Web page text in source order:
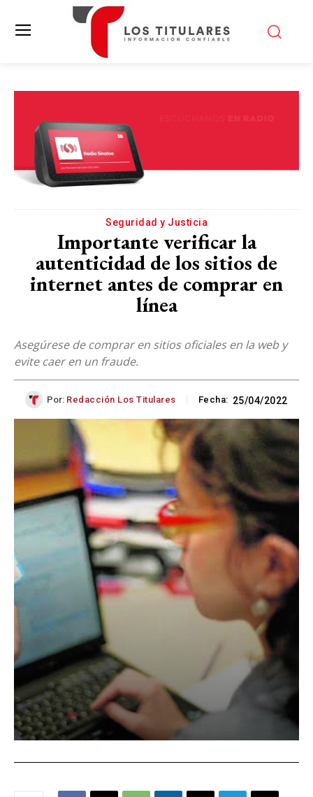
Seguridad y Justicia
Importante verificar la
autenticidad de los sitios de
internet antes de comprar en
línea
Asegúrese de comprar en sitios oficiales en la web y
evite caer en un fraude.
Por: Redacción Los Titulares Fecha: 25/04/2022